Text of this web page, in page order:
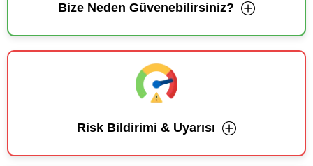
Bize Neden Güvenebilirsiniz?
Risk Bildirimi & Uyarısı